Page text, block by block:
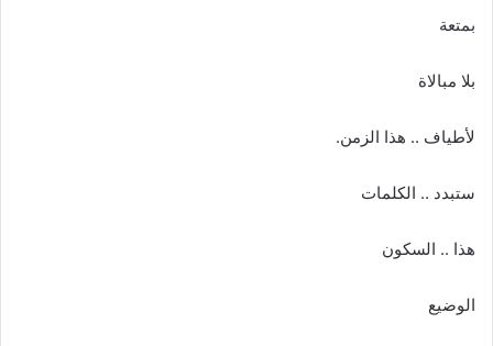
بمتعة
بلا مبالاة
لأطياف .. هذا الزمن.
ستبدد .. الكلمات
هذا .. السكون
الوضيع